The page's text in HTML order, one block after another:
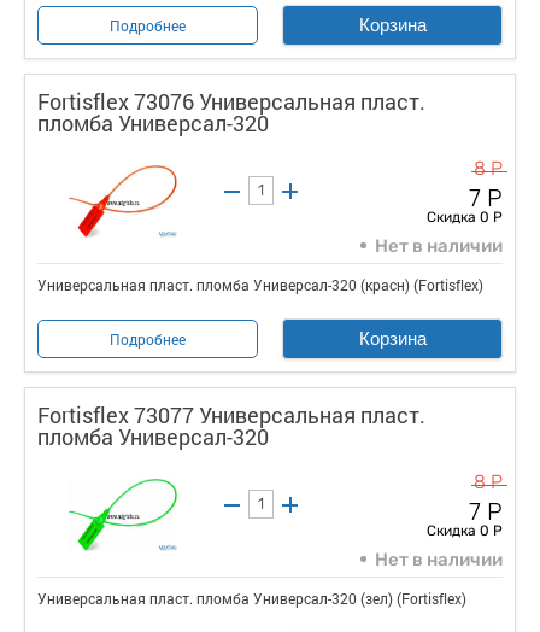
Подробнее Корзина
Fortisflex 73076 Универсальная пласт.
пломба Универсал-320
8 Р
7 Р
Скидка 0 Р
Нет в наличии
Универсальная пласт. пломба Универсал-320 (красн) (Fortisflex)
Подробнее Корзина
Fortisflex 73077 Универсальная пласт.
пломба Универсал-320
8 Р
7 Р
Скидка 0 Р
Нет в наличии
Универсальная пласт. пломба Универсал-320 (зел) (Fortisflex)